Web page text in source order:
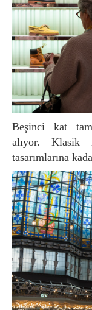
Beşinci kat tamamen ayakkabı koleksiyonları yer
alıyor. Klasik
tasarımlarına